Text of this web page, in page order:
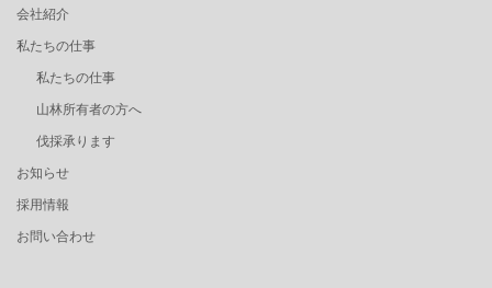
会社紹介
私たちの仕事
私たちの仕事
山林所有者の方へ
伐採承ります
お知らせ
採用情報
お問い合わせ